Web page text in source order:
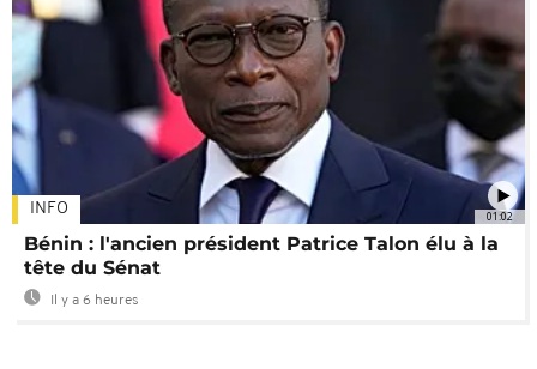
01:02
INFO
Bénin : l'ancien président Patrice Talon élu à la
tête du Sénat
Il y a 6 heures